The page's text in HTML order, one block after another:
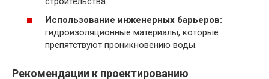
Использование инженерных барьеров:
гидроизоляционные материалы, которые
препятствуют проникновению воды.
Рекомендации к проектированию